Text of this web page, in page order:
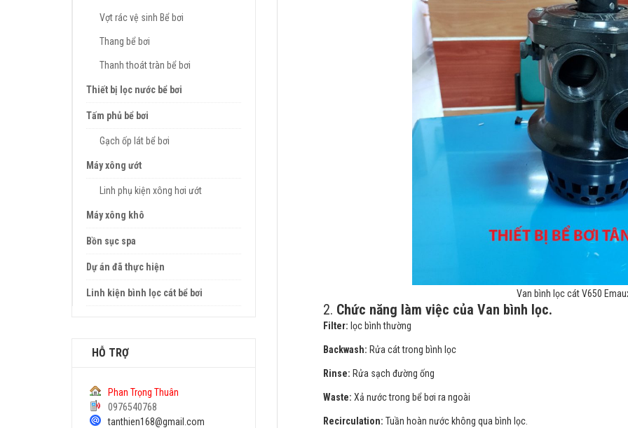
Van bình lọc cát V650
2. Chức năng làm việc của Van bình lọc.
Filter: lọc bình thường
Backwash: Rửa cát trong bình lọc
Rinse: Rửa sạch đường ống
Waste: Xả nước trong bể bơi ra ngoài
Recirculation: Tuần hoàn nước không qua bình lọc.
Vợt rác vệ sinh Bể bơi
Thang bể bơi
Thanh thoát tràn bể bơi
Thiết bị lọc nước bể bơi
Tấm phủ bể bơi
Gạch ốp lát bể bơi
Máy xông ướt
Linh phụ kiện xông hơi ướt
Máy xông khô
Bồn sục spa
Dự án đã thực hiện
Linh kiện bình lọc cát bể bơi
HỖ TRỢ
Phan Trọng Thuân
0976540768
tanthien168@gmail.com